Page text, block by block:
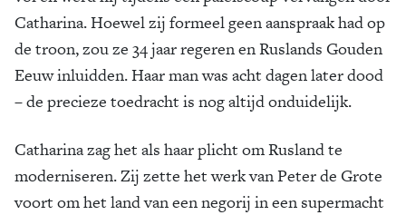
Catharina. Hoewel zij formeel geen aanspraak had op
de troon, zou ze 34 jaar regeren en Ruslands Gouden
Eeuw inluidden. Haar man was acht dagen later dood
– de precieze toedracht is nog altijd onduidelijk.
Catharina zag het als haar plicht om Rusland te
moderniseren. Zij zette het werk van Peter de Grote
voort om het land van een negorij in een supermacht